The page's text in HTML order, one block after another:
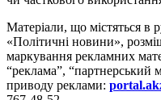
Матеріали, що містяться в
«Політичні новини»,
маркування рекламних
“реклама”, “партнерський
приводу реклами: